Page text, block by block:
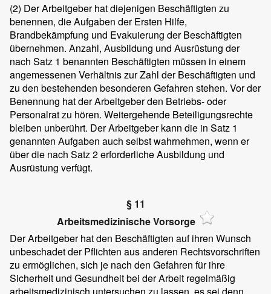
(2) Der Arbeitgeber hat diejenigen Beschäftigten zu
benennen, die Aufgaben der Ersten Hilfe,
Brandbekämpfung und Evakuierung der Beschäftigten
übernehmen. Anzahl, Ausbildung und Ausrüstung der
nach Satz 1 benannten Beschäftigten müssen in einem
angemessenen Verhältnis zur Zahl der Beschäftigten und
zu den bestehenden besonderen Gefahren stehen. Vor der
Benennung hat der Arbeitgeber den Betriebs- oder
Personalrat zu hören. Weitergehende Beteiligungsrechte
bleiben unberührt. Der Arbeitgeber kann die in Satz 1
genannten Aufgaben auch selbst wahrnehmen, wenn er
über die nach Satz 2 erforderliche Ausbildung und
Ausrüstung verfügt.
§ 11
Arbeitsmedizinische Vorsorge
Der Arbeitgeber hat den Beschäftigten auf ihren Wunsch
unbeschadet der Pflichten aus anderen Rechtsvorschriften
zu ermöglichen, sich je nach den Gefahren für ihre
Sicherheit und Gesundheit bei der Arbeit regelmäßig